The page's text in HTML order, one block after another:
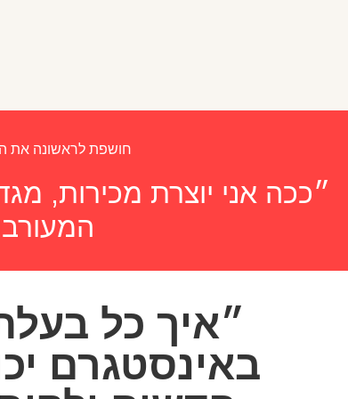
חושפת לראשונה את השיטה שלי לעסק שעובד
״ככה אני יוצרת מכירות,
״איך כל
באינסטגרם